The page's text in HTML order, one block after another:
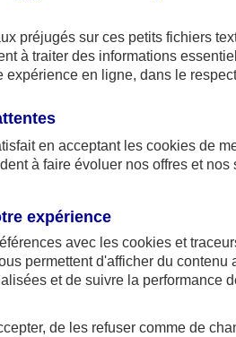
Assurance
préjugés sur ces petits fichiers
à traiter des informations
expérience en ligne, dans le
en acceptant les cookies de
à faire évoluer nos offres et nos
expérience
avec les cookies et
permettent d'afficher du contenu
et de suivre la performance
de les refuser comme de